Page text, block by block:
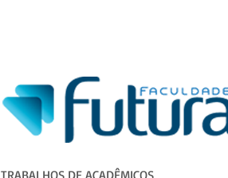
TRABALHOS DE ACADÊMICOS